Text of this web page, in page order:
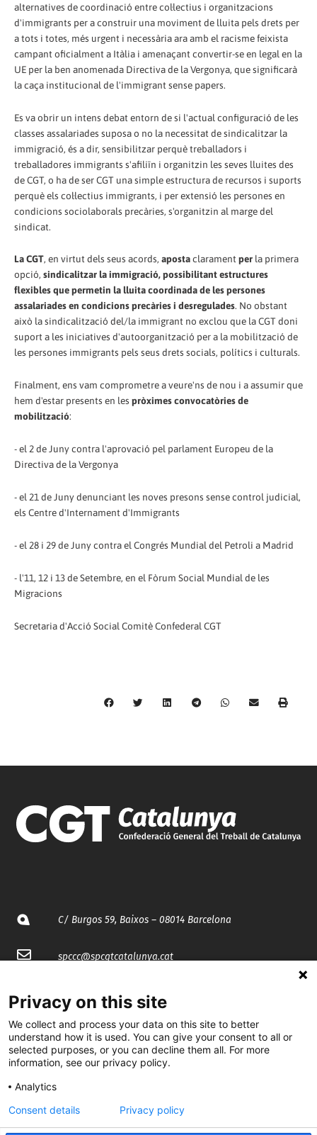
alternatives de coordinació entre col·lectius i organitzacions
d'immigrants per a construir una moviment de lluita pels drets per
a tots i totes, més urgent i necessària ara amb el racisme feixista
campant oficialment a Itàlia i amenaçant convertir-se en legal en la
UE per la ben anomenada Directiva de la Vergonya, que significarà
la caça institucional de l'immigrant sense papers.
Es va obrir un intens debat entorn de si l'actual configuració de les
classes assalariades suposa o no la necessitat de sindicalitzar la
immigració, és a dir, sensibilitzar perquè treballadors i
treballadores immigrants s'afiliïn i organitzin les seves lluites des
de CGT, o ha de ser CGT una simple estructura de recursos i suports
perquè els col·lectius immigrants, i per extensió les persones en
condicions sociolaborals precàries, s'organitzin al marge del
sindicat.
La CGT, en virtut dels seus acords, apostaclaramentper la primera
opció, sindicalitzar la immigració, possibilitant estructures
flexibles que permetin la lluita coordinada de les persones
assalariades en condicions precàries i desregulades. No obstant
això la sindicalització del/la immigrant no exclou que la CGT doni
suport a les iniciatives d'autoorganització per a la mobilització de
les persones immigrants pels seus drets socials, polítics i culturals.
Finalment, ens vam comprometre a veure'ns de nou i a assumir que
hem d'estar presents en les pròximes convocatòries de
mobilització:
- el 2 de Juny contra l'aprovació pel parlament Europeu de la
Directiva de la Vergonya
- el 21 de Juny denunciant les noves presons sense control judicial,
els Centre d'Internament d'Immigrants
- el 28 i 29 de Juny contra el Congrés Mundial del Petroli a Madrid
- l'11, 12 i 13 de Setembre, en el Fòrum Social Mundial de les
Migracions
Secretaria d'Acció Social Comitè Confederal CGT
C/ Burgos 59, Baixos – 08014 Barcelona
spccc@spcgtcatalunya.cat
@CGTCatalunya
cgtcatalunya
CGTCatalunya
cgtcatalunya
Privacy on this site
We collect and process your data on this site to better
understand how it is used. You can give your consent to all or
selected purposes, or you can decline them all. For more
information, see our privacy policy.
Analytics
Consent details
Privacy policy